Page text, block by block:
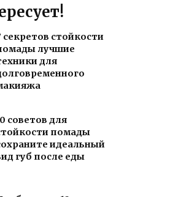
секретов стойкости
лучшие
для
советов для
помады
идеальный
губ после еды